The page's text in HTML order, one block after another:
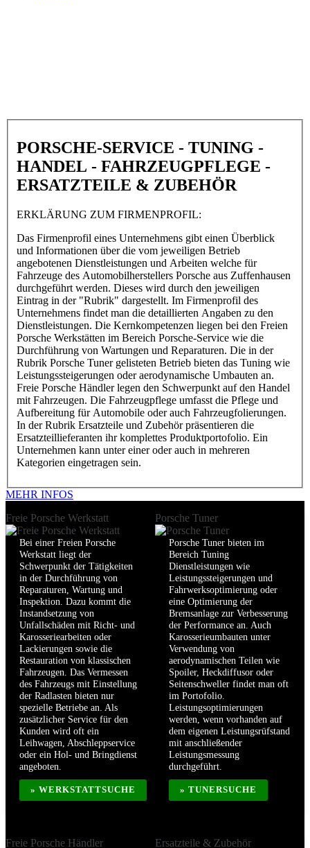
PORSCHE-SERVICE - TUNING -
HANDEL - FAHRZEUGPFLEGE -
ERSATZTEILE & ZUBEHÖR
ERKLÄRUNG ZUM FIRMENPROFIL:
Das Firmenprofil eines Unternehmens gibt einen Überblick
und Informationen über die vom jeweiligen Betrieb
angebotenen Dienstleistungen und Arbeiten welche für
Fahrzeuge des Automobilherstellers Porsche aus Zuffenhausen
durchgeführt werden. Dieses wird durch den jeweiligen
Eintrag in der "Rubrik" dargestellt. Im Firmenprofil des
Unternehmens findet man die detaillierten Angaben zu den
Dienstleistungen. Die Kernkompetenzen liegen bei den Freien
Porsche Werkstätten im Bereich Porsche-Service wie die
Durchführung von Wartungen und Reparaturen. Die in der
Rubrik Porsche Tuner gelisteten Betrieb bieten das Tuning wie
Leistungssteigerungen oder aerodynamische Umbauten an.
Freie Porsche Händler legen den Schwerpunkt auf den Handel
mit Fahrzeugen. Die Fahrzeugpflege umfasst die Pflege und
Aufbereitung für Automobile oder auch Fahrzeugfolierungen.
In der Rubrik Ersatzteile und Zubehör präsentieren die
Ersatzteillieferanten ihr komplettes Produktportofolio. Ein
Unternehmen kann unter einer oder auch in mehreren
Kategorien eingetragen sein.
MEHR INFOS
Freie Porsche Werkstatt
Bei einer Freien Porsche
Werkstatt liegt der
Schwerpunkt der Tätigkeiten
in der Durchführung von
Reparaturen, Wartung und
Inspektion. Dazu kommt die
Instandsetzung von
Unfallschäden mit Richt- und
Karosseriearbeiten oder
Lackierungen sowie die
Restauration von klassischen
Fahrzeugen. Das Vermessen
des Fahrzeugs mit Einstellung
der Radlasten bieten nur
spezielle Betriebe an. Als
zusätzlicher Service für den
Kunden wird oft ein
Leihwagen, Abschleppservice
oder ein Hol- und Bringdienst
angeboten.
» WERKSTATTSUCHE
Porsche Tuner
Porsche Tuner bieten im
Bereich Tuning
Dienstleistungen wie
Leistungssteigerungen und
Fahrwerksoptimierung oder
eine Optimierung der
Bremsanlage zur Verbesserung
der Performance an. Auch
Karosserieumbauten unter
Verwendung von
aerodynamischen Teilen wie
Spoiler, Heckdiffusor oder
Seitenschweller findet man oft
im Portofolio.
Leistungsoptimierungen
werden, wenn vorhanden auf
dem eigenen Leistungsrüfstand
mit anschließender
Leistungsmessung
durchgeführt.
» TUNERSUCHE
Freie Porsche Händler Ersatzteile & Zubehör